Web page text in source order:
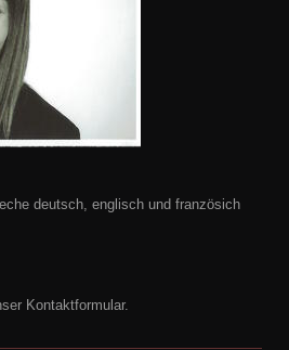
deutsch, englisch und französich
Kontaktformular.